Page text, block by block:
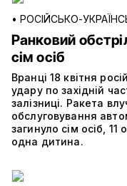
• РОСІЙСЬКО-
Ранковий
сім осіб
Вранці 18 квітня
удару по західній
залізниці. Ракета
обслуговування
загинуло сім осіб,
одна дитина.